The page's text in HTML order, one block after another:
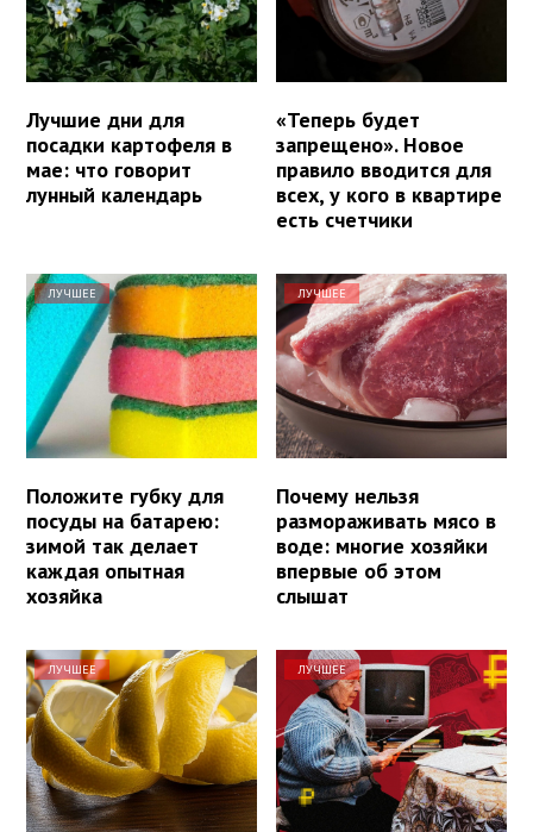
Лучшие дни для
посадки картофеля в
мае: что говорит
лунный календарь
«Теперь будет
запрещено». Новое
правило вводится для
всех, у кого в квартире
есть счетчики
ЛУЧШЕЕ
Положите губку для
посуды на батарею:
зимой так делает
каждая опытная
хозяйка
ЛУЧШЕЕ
Почему нельзя
размораживать мясо в
воде: многие хозяйки
впервые об этом
слышат
ЛУЧШЕЕ ЛУЧШЕЕ